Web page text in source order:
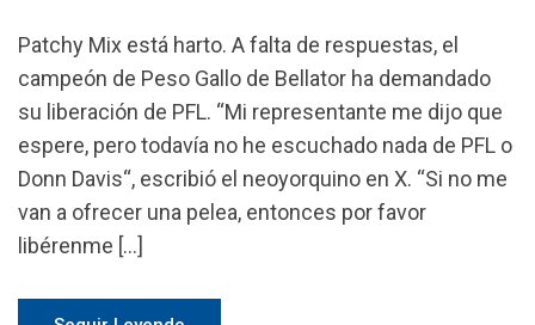
Patchy Mix está harto. A falta de respuestas, el
campeón de Peso Gallo de Bellator ha demandado
su liberación de PFL. “Mi representante me dijo que
espere, pero todavía no he escuchado nada de PFL o
Donn Davis“, escribió el neoyorquino en X. “Si no me
van a ofrecer una pelea, entonces por favor
libérenme […]